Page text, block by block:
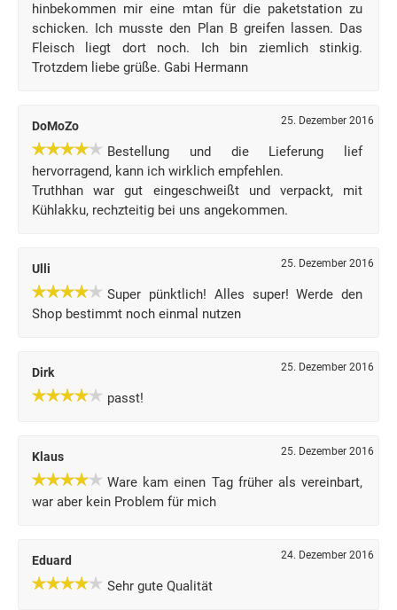
hinbekommen mir eine mtan für die paketstation zu
schicken. Ich musste den Plan B greifen lassen. Das
Fleisch liegt dort noch. Ich bin ziemlich stinkig.
Trotzdem liebe grüße. Gabi Hermann
DoMoZo 25. Dezember 2016
Bestellung und die Lieferung lief
hervorragend, kann ich wirklich empfehlen.
Truthhan war gut eingeschweißt und verpackt, mit
Kühlakku, rechzteitig bei uns angekommen.
Ulli 25. Dezember 2016
Super pünktlich! Alles super! Werde den
Shop bestimmt noch einmal nutzen
Dirk 25. Dezember 2016
passt!
Klaus 25. Dezember 2016
Ware kam einen Tag früher als vereinbart,
war aber kein Problem für mich
Eduard 24. Dezember 2016
Sehr gute Qualität